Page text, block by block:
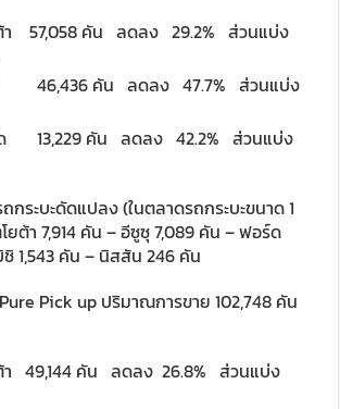
ต้า 57,058 คัน ลดลง 29.2% ส่วนแบ่ง
46,436 คัน ลดลง 47.7% ส่วนแบ่ง
13,229 คัน ลดลง 42.2% ส่วนแบ่ง
กระบะดัดแปลง (ในตลาดรถกระบะขนาด 1
ยต้า 7,914 คัน – อีซูซุ 7,089 คัน – ฟอร์ด
1,543 คัน – นิสสัน 246 คัน
Pick up ปริมาณการขาย 102,748 คัน
า 49,144 คัน ลดลง 26.8% ส่วนแบ่ง